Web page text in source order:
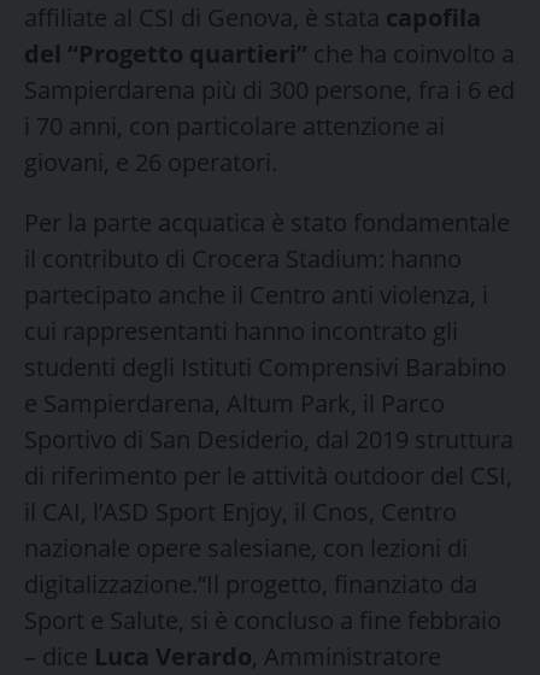
affiliate al CSI di Genova, è stata capofila
del “Progetto quartieri” che ha coinvolto a
Sampierdarena più di 300 persone, fra i 6 ed
i 70 anni, con particolare attenzione ai
giovani, e 26 operatori.
Per la parte acquatica è stato fondamentale
il contributo di Crocera Stadium: hanno
partecipato anche il Centro anti violenza, i
cui rappresentanti hanno incontrato gli
studenti degli Istituti Comprensivi Barabino
e Sampierdarena, Altum Park, il Parco
Sportivo di San Desiderio, dal 2019 struttura
di riferimento per le attività outdoor del CSI,
il CAI, l’ASD Sport Enjoy, il Cnos, Centro
nazionale opere salesiane, con lezioni di
digitalizzazione.“Il progetto, finanziato da
Sport e Salute, si è concluso a fine febbraio
– dice Luca Verardo, Amministratore